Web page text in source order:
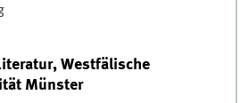
Westfälische
Münster